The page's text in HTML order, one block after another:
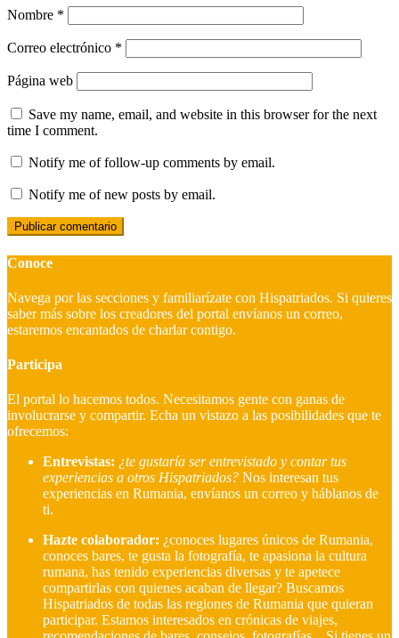
Nombre *
Correo electrónico *
Página web
Save my name, email, and website in this browser for the next
time I comment.
Notify me of follow-up comments by email.
Notify me of new posts by email.
Conoce
Navega por las secciones y familiarízate con Hispatriados. Si quieres
saber más sobre los creadores del portal envíanos un correo,
estaremos encantados de charlar contigo.
Participa
El portal lo hacemos todos. Necesitamos gente con ganas de
involucrarse y compartir. Echa un vistazo a las posibilidades que te
ofrecemos:
Entrevistas: ¿te gustaría ser entrevistado y contar tus
experiencias a otros Hispatriados? Nos interesan tus
experiencias en Rumania, envíanos un correo y háblanos de
ti.
Hazte colaborador: ¿conoces lugares únicos de Rumania,
conoces bares, te gusta la fotografía, te apasiona la cultura
rumana, has tenido experiencias diversas y te apetece
compartirlas con quienes acaban de llegar? Buscamos
Hispatriados de todas las regiones de Rumania que quieran
participar. Estamos interesados en crónicas de viajes,